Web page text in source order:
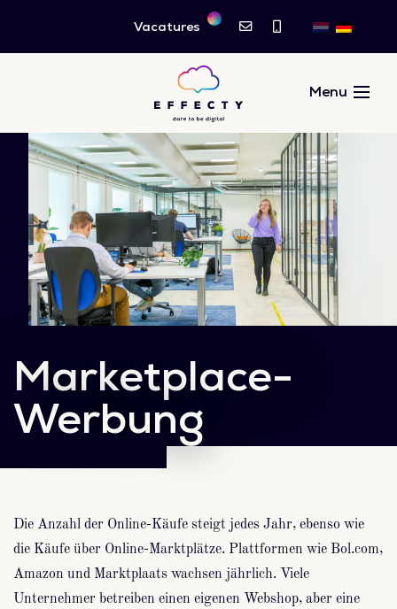
Vacatures
Marketplace-
Werbung
Die Anzahl der Online-Käufe steigt jedes Jahr, ebenso wie
die Käufe über Online-Marktplätze. Plattformen wie Bol.com,
Amazon und Marktplaats wachsen jährlich. Viele
Unternehmer betreiben einen eigenen Webshop, aber eine